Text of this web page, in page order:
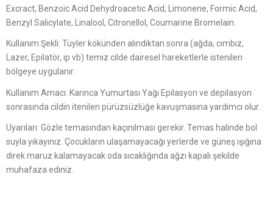
Excract, Benzoic Acid Dehydroacetic Acid, Limonene, Formic Acid,
Benzyl Salicylate, Linalool, Citronellol, Coumarine Bromelain.
Kullanım Şekli: Tüyler kökünden alındıktan sonra (ağda, cımbız,
Lazer, Epilatör, ip vb) temiz cilde dairesel hareketlerle istenilen
bölgeye uygulanır.
Kullanım Amacı: Karınca Yumurtası Yağı Epilasyon ve depilasyon
sonrasında cildin itenilen pürüzsüzlüğe kavuşmasına yardımcı olur.
Uyarıları: Gözle temasından kaçınılması gerekir. Temas halinde bol
suyla yıkayınız. Çocukların ulaşamayacağı yerlerde ve güneş ışığına
direk maruz kalamayacak oda sıcaklığında ağzı kapalı şekilde
muhafaza ediniz.